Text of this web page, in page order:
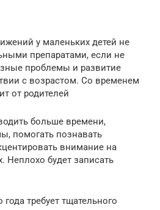
у маленьких детей не
препаратами, если не
проблемы и развитие
с возрастом. Со временем
от родителей
больше времени,
помогать познавать
внимание на
Неплохо будет записать
требует тщательного